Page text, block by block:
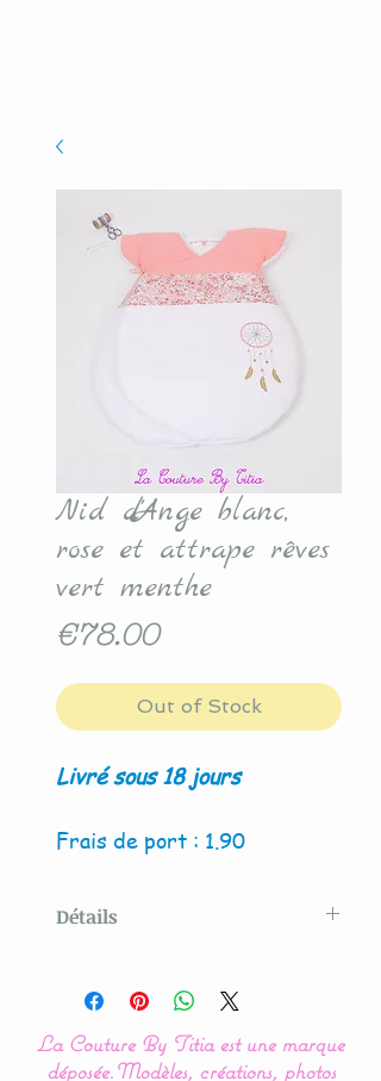
Nid d'Ange blanc,
rose et attrape rêves
vert menthe
€78.00Price
Out of Stock
Livré sous 18 jours
Frais de port : 1.90
Détails
By Titia
Nos modèles de nids
La Couture By Titia est une marque
déposée.Modèles, créations, photos